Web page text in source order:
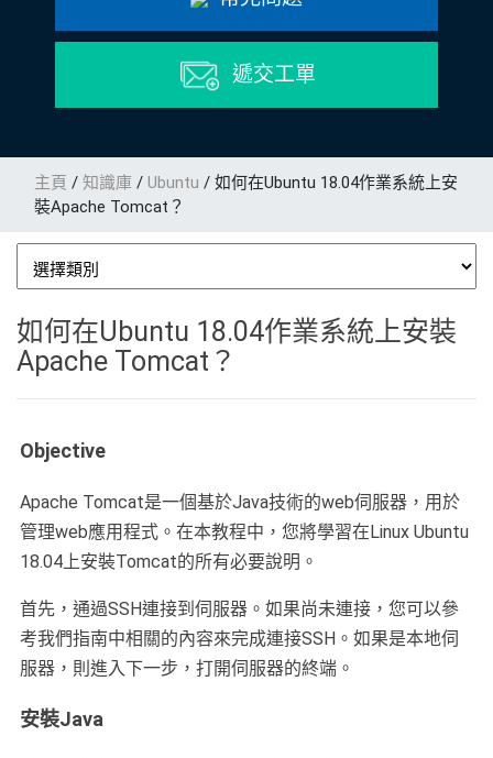
遞交工單
主頁 / 知識庫 / Ubuntu / 如何在Ubuntu 18.04作業系統上安
裝Apache Tomcat？
如何在Ubuntu 18.04作業系統上安裝
Apache Tomcat？
Objective
Apache Tomcat是一個基於Java技術的web伺服器，用於
管理web應用程式。在本教程中，您將學習在Linux Ubuntu
18.04上安裝Tomcat的所有必要說明。
首先，通過SSH連接到伺服器。如果尚未連接，您可以參
考我們指南中相關的內容來完成連接SSH。如果是本地伺
服器，則進入下一步，打開伺服器的終端。
安裝Java